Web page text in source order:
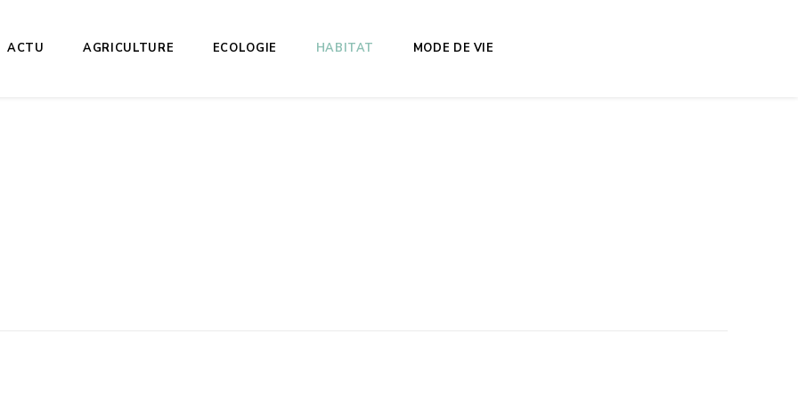
ACTU AGRICULTURE ECOLOGIE HABITAT MODE DE VIE